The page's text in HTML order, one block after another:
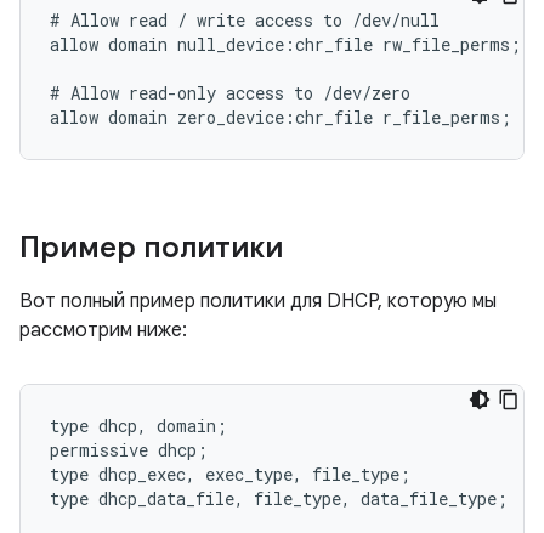
# Allow read / write access to /dev/null
allow domain null_device:chr_file rw_file_perms;
# Allow read-only access to /dev/zero
Пример политики
Вот полный пример политики для DHCP, которую мы
рассмотрим ниже:
type dhcp, domain;
permissive dhcp;
type dhcp_exec, exec_type, file_type;
type dhcp_data_file, file_type, data_file_type;